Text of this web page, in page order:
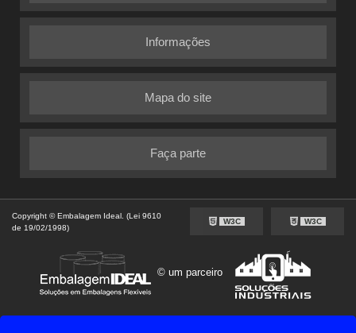
Informações
Mapa do site
Faça parte
Copyright © Embalagem Ideal. (Lei 9610
de 19/02/1998)
W3C W3C
© um parceiro